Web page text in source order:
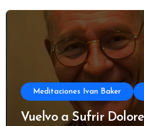
Meditaciones Ivan Baker
Vuelvo a Sufrir